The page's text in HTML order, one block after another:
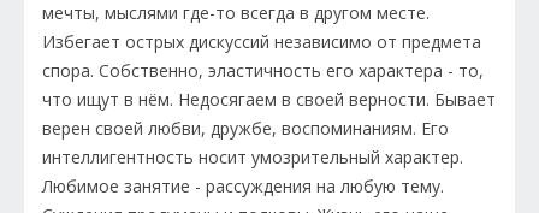
мечты, мыслями где-то всегда в другом месте.
Избегает острых дискуссий независимо от предмета
спора. Собственно, эластичность его характера - то,
что ищут в нём. Недосягаем в своей верности. Бывает
верен своей любви, дружбе, воспоминаниям. Его
интеллигентность носит умозрительный характер.
Любимое занятие - рассуждения на любую тему.